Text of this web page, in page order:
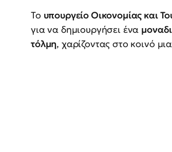
Το υπουργείο Οικονομίας και
για να δημιουργήσει ένα
τόλμη, χαρίζοντας στο κοινό